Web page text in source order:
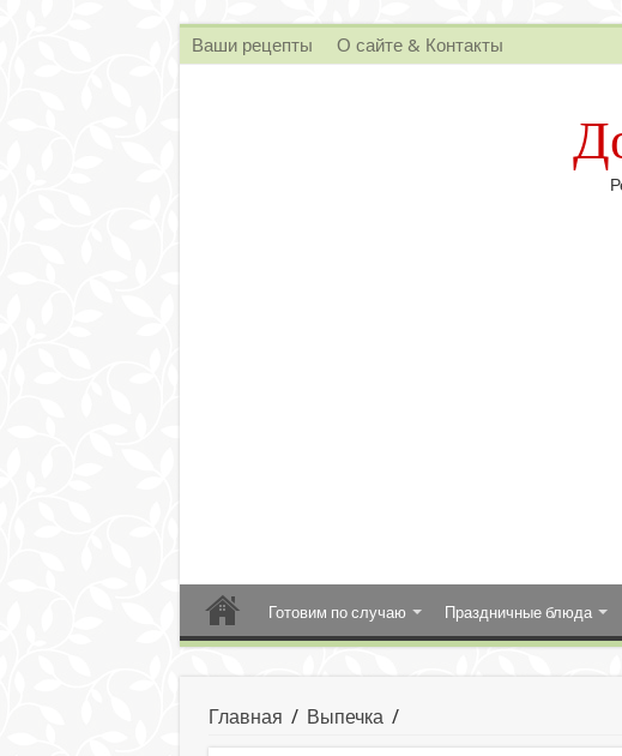
Ваши рецепты О сайте & Контакты
Готовим по случаю Праздничные блюда
Главная / Выпечка /